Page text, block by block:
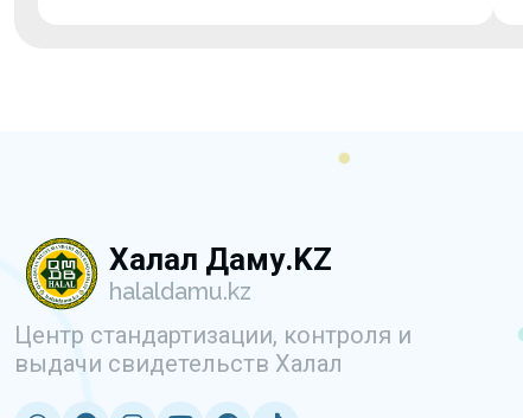
Халал Даму.KZ
halaldamu.kz
Центр стандартизации, контроля и
выдачи свидетельств Халал